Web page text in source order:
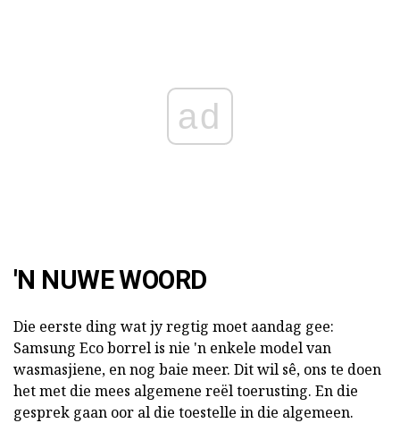
ad
'N NUWE WOORD
Die eerste ding wat jy regtig moet aandag gee:
Samsung Eco borrel is nie 'n enkele model van
wasmasjiene, en nog baie meer. Dit wil sê, ons te doen
het met die mees algemene reël toerusting. En die
gesprek gaan oor al die toestelle in die algemeen.